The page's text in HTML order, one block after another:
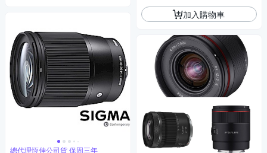
總代理恆伸公司貨 保固三年
加入購物車